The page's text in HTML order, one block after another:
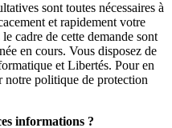
sont toutes nécessaires à
et rapidement votre
cadre de cette demande sont
en cours. Vous disposez de
et Libertés. Pour en
notre politique de protection
informations ?